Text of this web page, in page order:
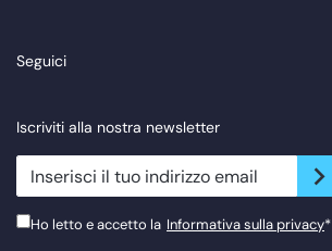
Seguici
Iscriviti alla nostra newsletter
newsletter.suscribe
Ho letto e accetto la Informativa sulla privacy*